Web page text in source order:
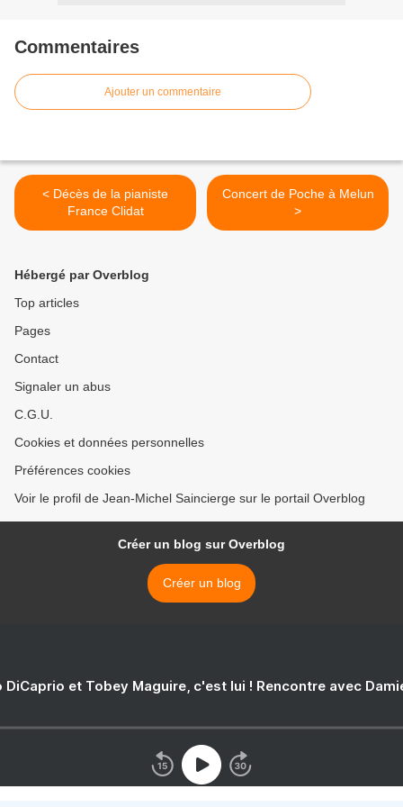
Commentaires
Ajouter un commentaire
< Décès de la pianiste
France Clidat
Concert de Poche à Melun
>
Hébergé par Overblog
Top articles
Pages
Contact
Signaler un abus
C.G.U.
Cookies et données personnelles
Préférences cookies
Voir le profil de Jean-Michel Saincierge sur le portail Overblog
Créer un blog sur Overblog
Créer un blog
DiCaprio et Tobey Maguire, c'est lui ! Rencontre avec